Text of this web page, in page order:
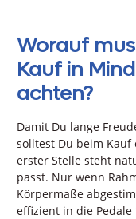
Worauf
Kauf in
achten?
Damit Du lange
solltest Du beim Kauf
erster Stelle steht
passt. Nur wenn
Körpermaße
effizient in die Pedale